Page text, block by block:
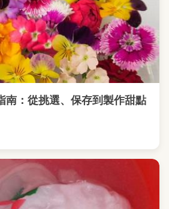
南：從挑選、保存到製作甜點